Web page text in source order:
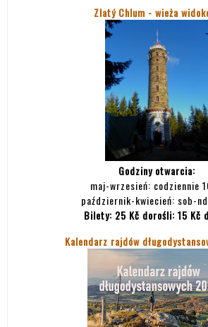
Zlatý Chlum - wieża
Godziny otwarcia:
maj-wrzesień: codziennie
październik-kwiecień: sob-
Bilety: 25 Kč dorośli: 15 Kč
Kalendarz rajdów